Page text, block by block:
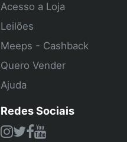
Acesso a Loja
Leilões
Meeps - Cashback
Quero Vender
Ajuda
Redes Sociais